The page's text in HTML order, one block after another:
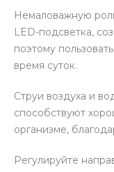
Немаловажную
LED-подсветка,
поэтому
время суток.
Струи воздуха и
способствуют
организме,
Регулируйте